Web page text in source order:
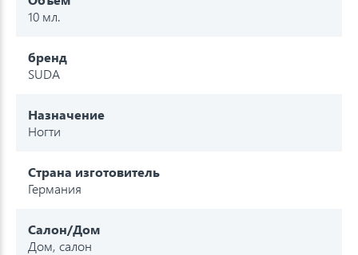
10 мл.
бренд
SUDA
Назначение
Ногти
Страна изготовитель
Германия
Салон/Дом
Дом, салон